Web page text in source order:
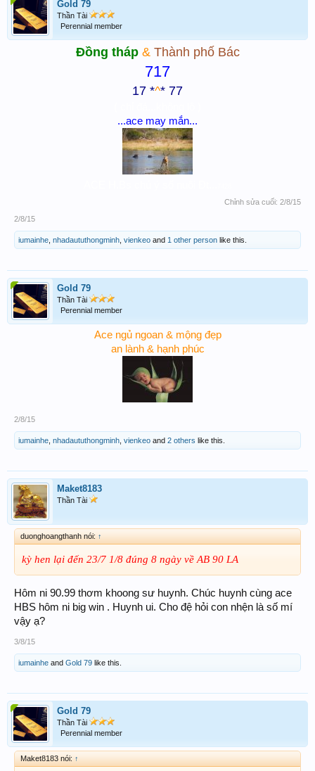
Gold 79
Thần Tài
Perennial member
Đồng tháp & Thành phố Bác
717
17 *^* 77
...ace may mắn...
Chỉnh sửa cuối: 2/8/15
2/8/15
iumainhe nhadaututhongminh vienkeo and 1 other person like this.
Gold 79
Thần Tài
Perennial member
Ace ngủ ngoan & mộng đẹp
an lành & hạnh phúc
2/8/15
iumainhe nhadaututhongminh vienkeo and 2 others like this.
Maket8183
Thần Tài
duonghoangthanh nói: ↑
kỳ hen lại đến 23/7 1/8 đúng 8 ngày về AB 90 LA
Hôm ni 90.99 thơm khoong sư huynh. Chúc huynh cùng ace
HBS hôm ni big win . Huynh ui. Cho đệ hỏi con nhện là số mí
vậy ạ?
3/8/15
iumainhe and Gold 79 like this.
Gold 79
Thần Tài
Perennial member
Maket8183 nói: ↑